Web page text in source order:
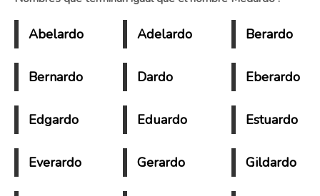
Abelardo Adelardo Berardo
Bernardo Dardo Eberardo
Edgardo Eduardo Estuardo
Everardo Gerardo Gildardo